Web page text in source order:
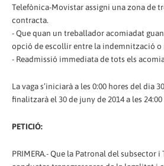
Telefònica-Movistar assigni una zona de
contracta.
- Que quan un treballador acomiadat
opció de escollir entre la indemnització o
- Readmissió immediata de tots els
La vaga s’iniciarà a les 0:00 hores del dia
finalitzarà el 30 de juny de 2014 a les 24:00
PETICIÓ:
PRIMERA.- Que la Patronal del subsector i